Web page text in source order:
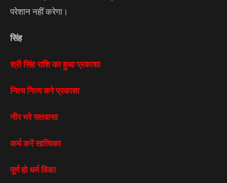
परेशान नहीं करेगा।
सिंह
श्री सिंह राशि का हुआ प्रकाशा
नित्य नित्य करे प्रकाशा
नीर भरे सतवासा
कर्म करें सात्विका
पूर्ण हो धर्म विका